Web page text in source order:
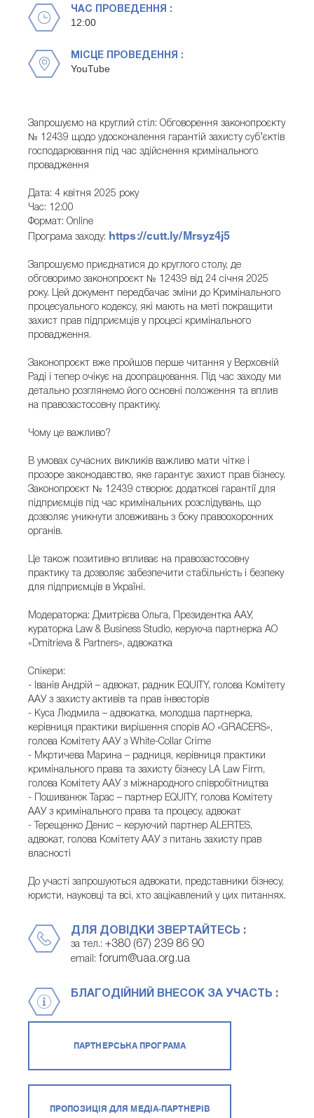
ЧАС ПРОВЕДЕННЯ :
12:00
МІСЦЕ ПРОВЕДЕННЯ :
YouTube
Запрошуємо на круглий стіл: Обговорення законопроєкту
№ 12439 щодо удосконалення гарантій захисту суб’єктів
господарювання під час здійснення кримінального
провадження
Дата: 4 квітня 2025 року
Час: 12:00
Формат: Online
Програма заходу: https://cutt.ly/Mrsyz4j5
Запрошуємо приєднатися до круглого столу, де
обговоримо законопроєкт № 12439 від 24 січня 2025
року. Цей документ передбачає зміни до Кримінального
процесуального кодексу, які мають на меті покращити
захист прав підприємців у процесі кримінального
провадження.
Законопроєкт вже пройшов перше читання у Верховній
Раді і тепер очікує на доопрацювання. Під час заходу ми
детально розглянемо його основні положення та вплив
на правозастосовну практику.
Чому це важливо?
В умовах сучасних викликів важливо мати чітке і
прозоре законодавство, яке гарантує захист прав бізнесу.
Законопроєкт № 12439 створює додаткові гарантії для
підприємців під час кримінальних розслідувань, що
дозволяє уникнути зловживань з боку правоохоронних
органів.
Це також позитивно впливає на правозастосовну
практику та дозволяє забезпечити стабільність і безпеку
для підприємців в Україні.
Модераторка: Дмитрієва Ольга, Президентка ААУ,
кураторка Law & Business Studio, керуюча партнерка АО
«Dmitrieva & Partners», адвокатка
Спікери:
- Іванів Андрій – адвокат, радник EQUITY, голова Комітету
ААУ з захисту активів та прав інвесторів
- Куса Людмила – адвокатка, молодша партнерка,
керівниця практики вирішення спорів АО «GRACERS»,
голова Комітету ААУ з White-Collar Crime
- Мкртичева Марина – радниця, керівниця практики
кримінального права та захисту бізнесу LA Law Firm,
голова Комітету ААУ з міжнародного співробітництва
- Пошиванюк Тарас – партнер EQUITY, голова Комітету
ААУ з кримінального права та процесу, адвокат
- Терещенко Денис – керуючий партнер ALERTES,
адвокат, голова Комітету ААУ з питань захисту прав
власності
До участі запрошуються адвокати, представники бізнесу,
юристи, науковці та всі, хто зацікавлений у цих питаннях.
ДЛЯ ДОВІДКИ ЗВЕРТАЙТЕСЬ :
за тел.: +380 (67) 239 86 90
email: forum@uaa.org.ua
БЛАГОДІЙНИЙ ВНЕСОК ЗА УЧАСТЬ :
ПАРТНЕРСЬКА ПРОГРАМА
ПРОПОЗИЦІЯ ДЛЯ МЕДІА-ПАРТНЕРІВ